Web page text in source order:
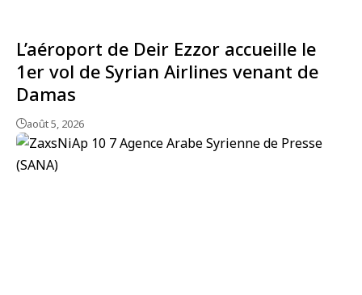
L’aéroport de Deir Ezzor accueille le
1er vol de Syrian Airlines venant de
Damas
août 5, 2026